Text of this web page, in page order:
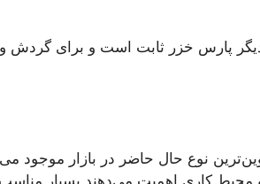
دیگر پارس خزر ثابت است و برای
نوع حال حاضر در بازار موجود